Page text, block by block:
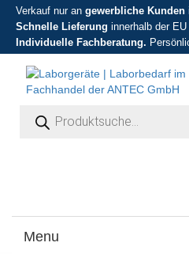
Verkauf nur an gewerbliche Kunden
Schnelle Lieferung innerhalb der EU
Individuelle Fachberatung.
Menu